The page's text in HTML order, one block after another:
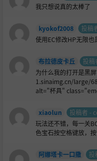
我只想说真的太棒了
kyokof2008 投稿
使用EC修改HP无限也
布拉德皮卡丘 投
为什么我的打开是黑
1.sinaimg.cn/large/
alt="杯具"
xiaolun 投稿者 -
玩法还不错，每一关
色宝石按空格键放，
阿娜塔卡一口撒